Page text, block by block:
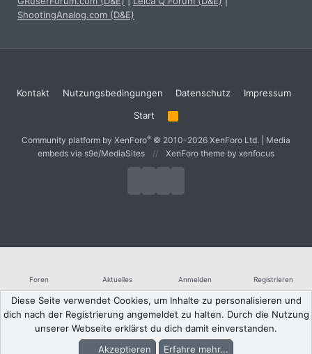
ShootingAnalog.com (D&E)
Kontakt Nutzungsbedingungen Datenschutz
Impressum
Start
R
Community platform by XenForo® © 2010-2026 XenForo Ltd.
Media
embeds via s9e/MediaSites
XenForo theme by xenfocus
Foren Aktuelles Anmelden Registrieren
Diese Seite verwendet Cookies, um Inhalte zu personalisieren und
dich nach der Registrierung angemeldet zu halten. Durch die Nutzung
unserer Webseite erklärst du dich damit einverstanden.
Akzeptieren
Erfahre mehr...